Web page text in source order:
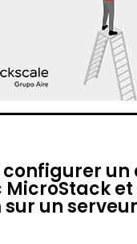
un
MicroStack et
un